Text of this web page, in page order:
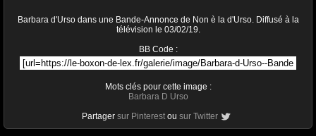
Barbara d'Urso dans une Bande-Annonce de Non è la d'Urso. Diffusé à la
télévision le 03/02/19.
BB Code :
Mots clés pour cette image :
Barbara D Urso
Partager sur Pinterest ou sur Twitter